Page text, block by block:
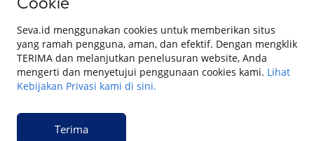
Seva.id menggunakan cookies untuk memberikan situs
yang ramah pengguna, aman, dan efektif. Dengan mengklik
TERIMA dan melanjutkan penelusuran website, Anda
mengerti dan menyetujui penggunaan cookies kami. Lihat
Kebijakan Privasi kami di sini.
Terima
Di SEVA, BPKB mobilmu #BisaJadiDuit
Tentang SEVASyarat & Ketentuan
Pemberitahuan Privasi
Website ini dikelola oleh PT Cipta Sedaya Digital Indonesia (CSDI), organisasi